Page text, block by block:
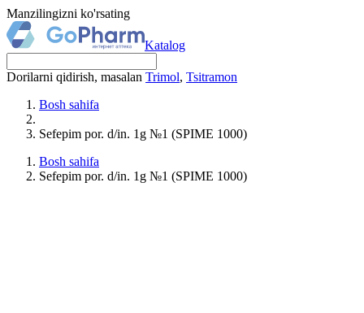
Manzilingizni ko'rsating
Katalog
Dorilarni qidirish, masalan Trimol, Tsitramon
Bosh sahifa
Sefepim por. d/in. 1g №1 (SPIME 1000)
Bosh sahifa
Sefepim por. d/in. 1g №1 (SPIME 1000)